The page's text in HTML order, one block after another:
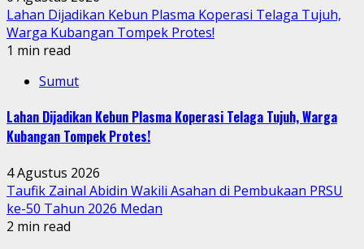
Lahan Dijadikan Kebun Plasma Koperasi Telaga Tujuh,
Warga Kubangan Tompek Protes!
1 min read
Sumut
Lahan Dijadikan Kebun Plasma Koperasi Telaga Tujuh, Warga
Kubangan Tompek Protes!
4 Agustus 2026
Taufik Zainal Abidin Wakili Asahan di Pembukaan PRSU
ke-50 Tahun 2026 Medan
2 min read